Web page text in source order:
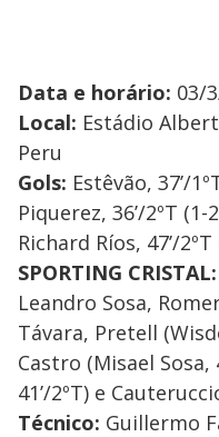
Data e horário: 03/
Local: Estádio
Peru
Gols: Estêvão, 37’/
Piquerez, 36’/2ºT (1-
Richard Ríos, 47’/2ºT
SPORTING CRISTAL:
Leandro Sosa,
Távara, Pretell
Castro (Misael Sosa,
41’/2ºT) e
Técnico: Guillermo